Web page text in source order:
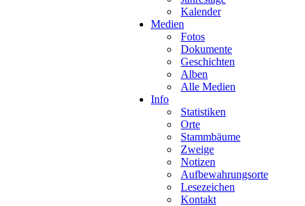
Kalender
Medien
Fotos
Dokumente
Geschichten
Alben
Alle Medien
Info
Statistiken
Orte
Stammbäume
Zweige
Notizen
Aufbewahrungsorte
Lesezeichen
Kontakt